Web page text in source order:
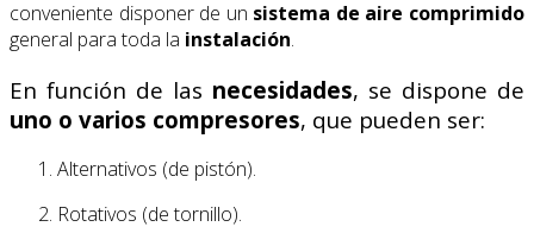
conveniente disponer de un sistema de aire comprimido
general para toda la instalación.
En función de las necesidades, se dispone de
uno o varios compresores, que pueden ser:
Alternativos (de pistón).
Rotativos (de tornillo).